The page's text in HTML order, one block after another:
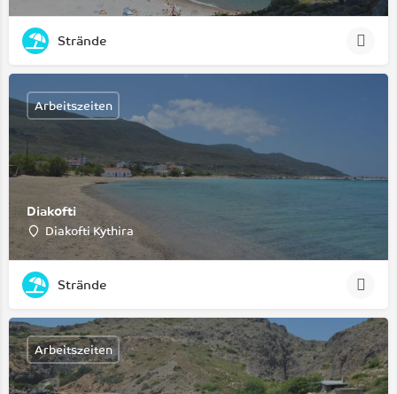
Strände
Diakofti
Diakofti Kythira
Arbeitszeiten
Strände
Arbeitszeiten